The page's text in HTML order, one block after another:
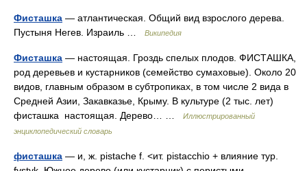
Фисташка — атлантическая. Общий вид взрослого дерева.
Пустыня Негев. Израиль …
Википедия
Фисташка — настоящая. Гроздь спелых плодов. ФИСТАШКА,
род деревьев и кустарников (семейство сумаховые). Около 20
видов, главным образом в субтропиках, в том числе 2 вида в
Средней Азии, Закавказье, Крыму. В культуре (2 тыс. лет)
фисташка настоящая. Дерево… …
Иллюстрированный
энциклопедический словарь
фисташка — и, ж. pistache f. <ит. pistacchio + влияние тур.